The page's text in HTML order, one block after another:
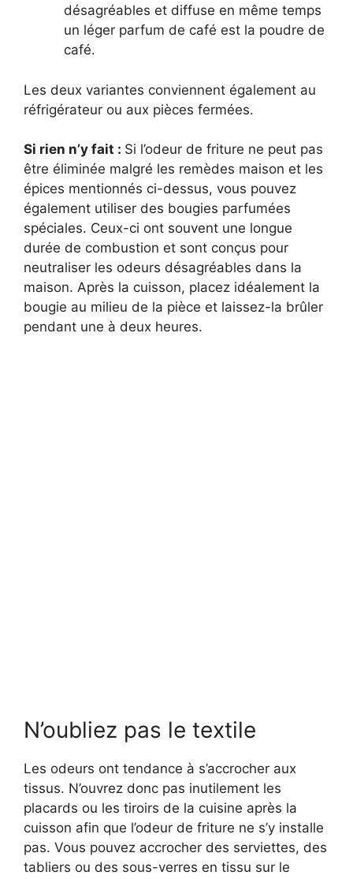
désagréables et diffuse en même temps
un léger parfum de café est la poudre de
café.
Les deux variantes conviennent également au
réfrigérateur ou aux pièces fermées.
Si rien n’y fait : Si l’odeur de friture ne peut pas
être éliminée malgré les remèdes maison et les
épices mentionnés ci-dessus, vous pouvez
également utiliser des bougies parfumées
spéciales. Ceux-ci ont souvent une longue
durée de combustion et sont conçus pour
neutraliser les odeurs désagréables dans la
maison. Après la cuisson, placez idéalement la
bougie au milieu de la pièce et laissez-la brûler
pendant une à deux heures.
N’oubliez pas le textile
Les odeurs ont tendance à s’accrocher aux
tissus. N’ouvrez donc pas inutilement les
placards ou les tiroirs de la cuisine après la
cuisson afin que l’odeur de friture ne s’y installe
pas. Vous pouvez accrocher des serviettes, des
tabliers ou des sous-verres en tissu sur le